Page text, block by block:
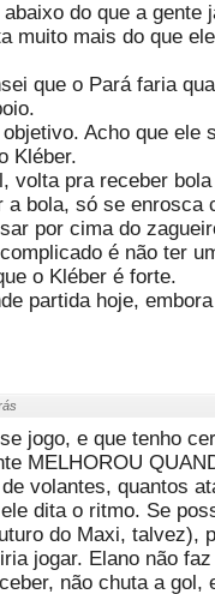
do que a gente
muito mais do que
que o Pará faria
Acho que ele
Kléber.
volta pra receber
a bola, só se enrosca
por cima do
é não ter
o Kléber é forte.
partida hoje,
jogo, e que tenho
MELHOROU
volantes, quantos
dita o ritmo. Se
do Maxi, talvez),
jogar. Elano não
não chuta a